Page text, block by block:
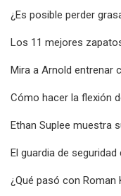
¿Es posible perder
Los 11 mejores
Mira a Arnold entrenar
Cómo hacer la flexión
Ethan Suplee muestra
El guardia de
¿Qué pasó con Roman